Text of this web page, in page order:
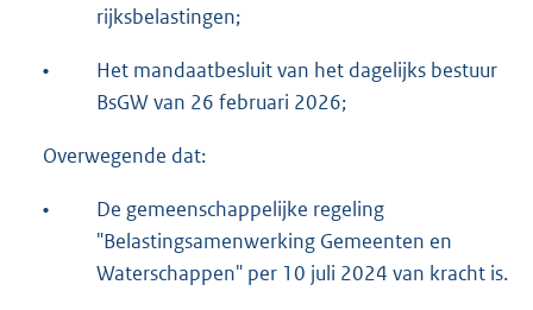
rijksbelastingen;
•
Het mandaatbesluit van het dagelijks bestuur
BsGW van 26 februari 2026;
Overwegende dat:
•
De gemeenschappelijke regeling
"Belastingsamenwerking Gemeenten en
Waterschappen" per 10 juli 2024 van kracht is.